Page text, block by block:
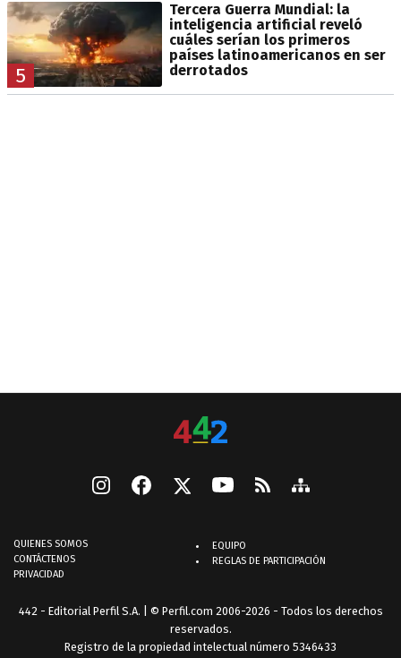
5
Tercera Guerra Mundial: la
inteligencia artificial reveló
cuáles serían los primeros
países latinoamericanos en ser
derrotados
QUIENES SOMOS
CONTÁCTENOS
PRIVACIDAD
EQUIPO
REGLAS DE PARTICIPACIÓN
442 - Editorial Perfil S.A. | © Perfil.com 2006-2026 - Todos los derechos
reservados.
Registro de la propiedad intelectual número 5346433